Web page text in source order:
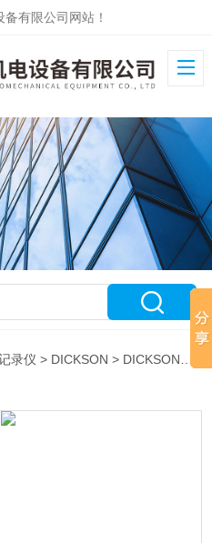
有限公司网站！
录仪 > DICKSON > DICKSON记录仪SM325